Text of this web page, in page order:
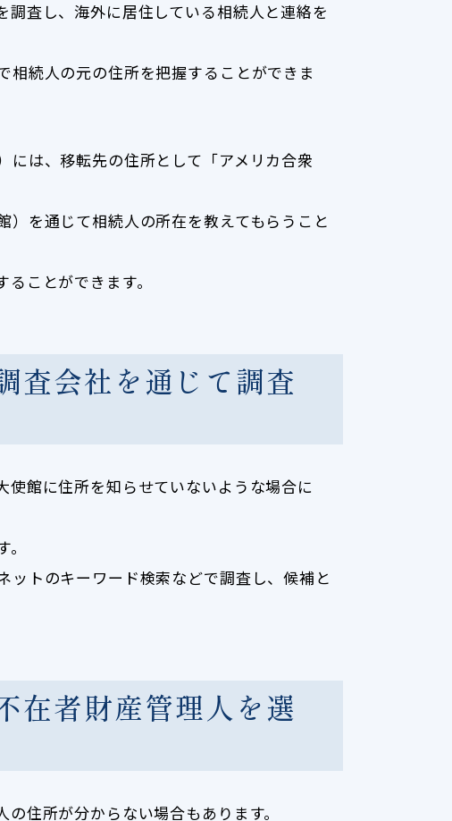
査し、海外に居住している相続人と連絡を
続人の元の住所を把握することができま
は、移転先の住所として「アメリカ合衆
を通じて相続人の所在を教えてもらうこと
ことができます。
査会社を通じて調査
館に住所を知らせていないような場合に
ットのキーワード検索などで調査し、候補と
在者財産管理人を選
住所が分からない場合もあります。